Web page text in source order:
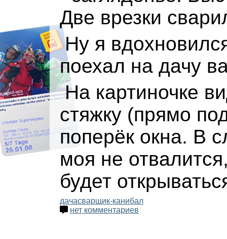
Две врезки
Ну я
поехал на дачу
На картиночке
стяжку (прямо
поперёк окна. В
моя не
будет
дачасварщик-канибал
нет комментариев